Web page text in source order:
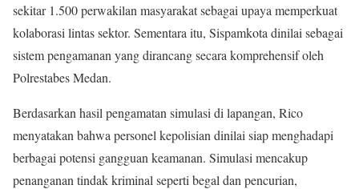
sekitar 1.500 perwakilan masyarakat sebagai upaya memperkuat
kolaborasi lintas sektor. Sementara itu, Sispamkota dinilai sebagai
sistem pengamanan yang dirancang secara komprehensif oleh
Polrestabes Medan.
Berdasarkan hasil pengamatan simulasi di lapangan, Rico
menyatakan bahwa personel kepolisian dinilai siap menghadapi
berbagai potensi gangguan keamanan. Simulasi mencakup
penanganan tindak kriminal seperti begal dan pencurian,